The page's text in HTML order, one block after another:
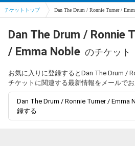
チケットトップ Dan The Drum / Ronnie Turner /
Dan The Drum / Ronnie
/ Emma Noble のチケット
お気に入りに登録するとDan The Drum /
チケットに関連する最新情報をメールでお
Dan The Drum / Ronnie Turner / Emma
録する